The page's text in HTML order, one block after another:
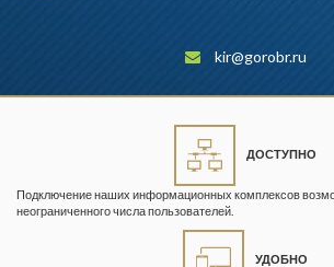
kir@gorobr.ru
ДОСТУПНО
Подключение наших информационных комплексов
неограниченного числа пользователей.
УДОБНО
Геопрофи